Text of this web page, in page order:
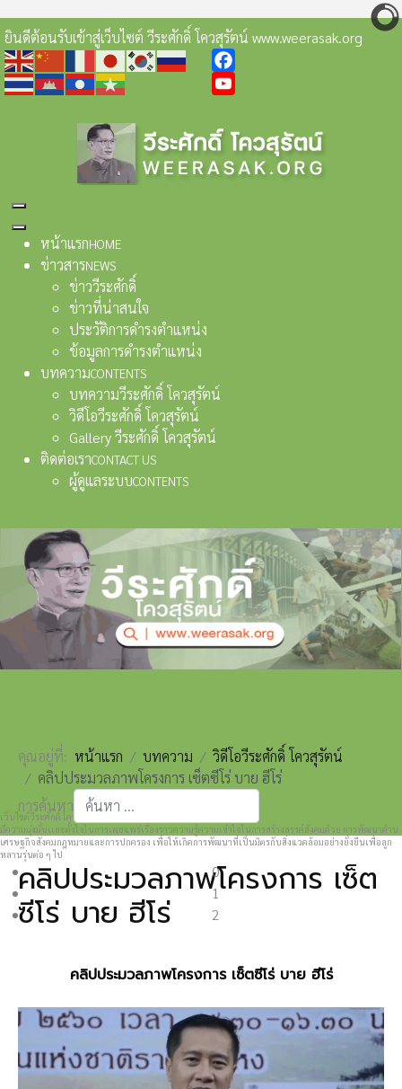
ยินดีต้อนรับเข้าสู่เว็บไซต์ วีระศักดิ์ โควสุรัตน์ www.weerasak.org
Facebook
หน้าแรกHOME
ข่าวสารNEWS
ข่าววีระศักดิ์
ข่าวที่น่าสนใจ
ประวัติการดำรงตำแหน่ง
ข้อมูลการดำรงตำแหน่ง
บทความCONTENTS
บทความวีระศักดิ์ โควสุรัตน์
วิดีโอวีระศักดิ์ โควสุรัตน์
Gallery วีระศักดิ์ โควสุรัตน์
ติดต่อเราCONTACT US
ผู้ดูแลระบบCONTENTS
เว็บไซต์วีระศักดิ์ โควสุรัตน์ www.weerasak.org
มีความมุ่งมั่นเเละตั้งใจในการเผยแพร่เรื่องราวความรู้ความเข้าใจในการสร้างสรรค์สังคมด้วย การพัฒนาด้าน
เศรษฐกิจสังคมกฎหมายและการปกครอง เพื่อให้เกิดการพัฒนาที่เป็นมิตรกับสิ่งแวดล้อมอย่างยั่งยืนเพื่อลูก
หลานรุ่นต่อ ๆ ไป
0
1
2
คุณอยู่ที่: หน้าแรก บทความ
วิดีโอวีระศักดิ์ โควสุรัตน์
คลิปประมวลภาพโครงการ เซ็ตซีโร่ บาย ฮีโร่
การค้นหา
Type 2 or more characters for results.
คลิปประมวลภาพโครงการ เซ็ต
ซีโร่ บาย ฮีโร่
คลิปประมวลภาพโครงการ เซ็ตซีโร่ บาย ฮีโร่